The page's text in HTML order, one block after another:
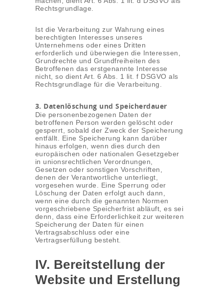
Rechtsgrundlage.
Ist die Verarbeitung zur Wahrung eines
berechtigten Interesses unseres
Unternehmens oder eines Dritten
erforderlich und überwiegen die Interessen,
Grundrechte und Grundfreiheiten des
Betroffenen das erstgenannte Interesse
nicht, so dient Art. 6 Abs. 1 lit. f DSGVO als
Rechtsgrundlage für die Verarbeitung.
3. Datenlöschung und Speicherdauer
Die personenbezogenen Daten der
betroffenen Person werden gelöscht oder
gesperrt, sobald der Zweck der Speicherung
entfällt. Eine Speicherung kann darüber
hinaus erfolgen, wenn dies durch den
europäischen oder nationalen Gesetzgeber
in unionsrechtlichen Verordnungen,
Gesetzen oder sonstigen Vorschriften,
denen der Verantwortliche unterliegt,
vorgesehen wurde. Eine Sperrung oder
Löschung der Daten erfolgt auch dann,
wenn eine durch die genannten Normen
vorgeschriebene Speicherfrist abläuft, es sei
denn, dass eine Erforderlichkeit zur weiteren
Speicherung der Daten für einen
Vertragsabschluss oder eine
Vertragserfüllung besteht.
IV. Bereitstellung der
Website und Erstellung